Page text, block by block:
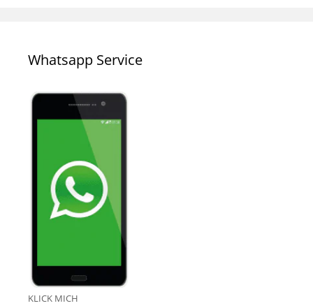
Whatsapp Service
KLICK MICH